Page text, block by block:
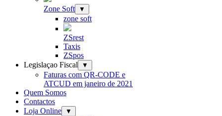
Zone Soft ▼
zone soft
ZSrest
Taxis
ZSpos
Legislaçao Fiscal
▼
Faturas com QR-CODE e
ATCUD em janeiro de 2021
Quem Somos
Contactos
Loja Online
▼